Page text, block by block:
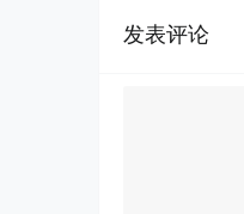
发表评论